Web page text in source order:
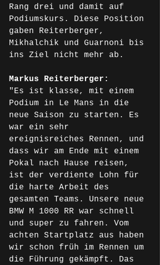
Rang drei und damit auf
Podiumskurs. Diese Position
gaben Reiterberger,
Mikhalchik und Guarnoni bis
ins Ziel nicht mehr ab.
Markus Reiterberger:
"Es ist klasse, mit einem
Podium in Le Mans in die
neue Saison zu starten. Es
war ein sehr
ereignisreiches Rennen, und
dass wir am Ende mit einem
Pokal nach Hause reisen,
ist der verdiente Lohn für
die harte Arbeit des
gesamten Teams. Unsere neue
BMW M 1000 RR war schnell
und super zu fahren. Vom
achten Startplatz aus haben
wir schon früh im Rennen um
die Führung gekämpft. Das